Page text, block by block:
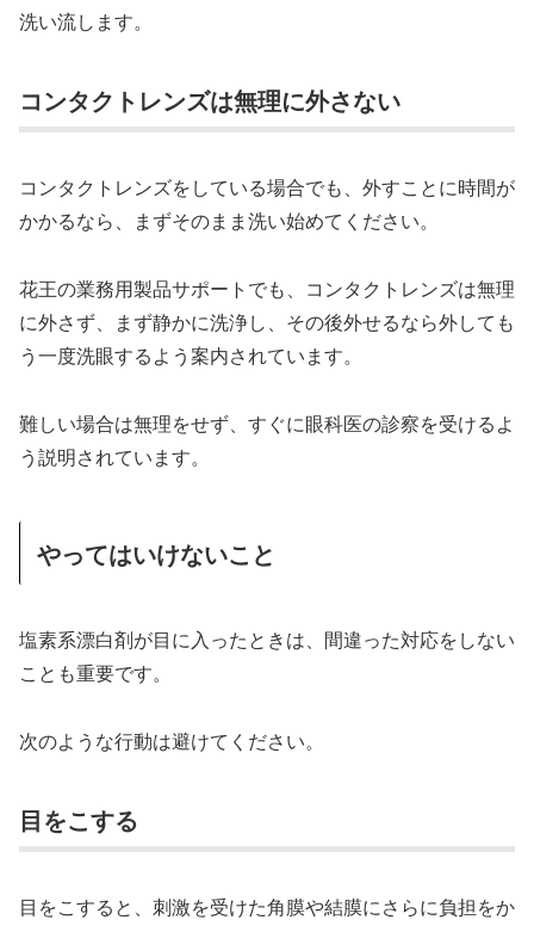
洗い流します。
コンタクトレンズは無理に外さない
コンタクトレンズをしている場合でも、外すことに時間が
かかるなら、まずそのまま洗い始めてください。
花王の業務用製品サポートでも、コンタクトレンズは無理
に外さず、まず静かに洗浄し、その後外せるなら外しても
う一度洗眼するよう案内されています。
難しい場合は無理をせず、すぐに眼科医の診察を受けるよ
う説明されています。
やってはいけないこと
塩素系漂白剤が目に入ったときは、間違った対応をしない
ことも重要です。
次のような行動は避けてください。
目をこする
目をこすると、刺激を受けた角膜や結膜にさらに負担をか